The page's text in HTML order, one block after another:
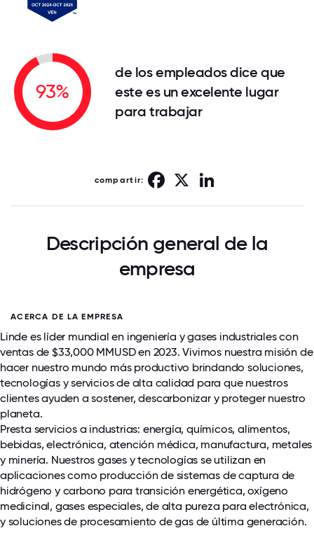
93%
de los empleados dice que
este es un excelente lugar
para trabajar
compartir: Facebook
Descripción general de la
empresa
ACERCA DE LA EMPRESA
Linde es líder mundial en ingeniería y gases industriales con
ventas de $33,000 MMUSD en 2023. Vivimos nuestra misión de
hacer nuestro mundo más productivo brindando soluciones,
tecnologías y servicios de alta calidad para que nuestros
clientes ayuden a sostener, descarbonizar y proteger nuestro
planeta.
Presta servicios a industrias: energía, químicos, alimentos,
bebidas, electrónica, atención médica, manufactura, metales
y minería. Nuestros gases y tecnologías se utilizan en
aplicaciones como producción de sistemas de captura de
hidrógeno y carbono para transición energética, oxígeno
medicinal, gases especiales, de alta pureza para electrónica,
y soluciones de procesamiento de gas de última generación.